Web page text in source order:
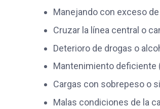
Manejando con exceso
Cruzar la línea central o
Deterioro de drogas o
Mantenimiento
Cargas con sobrepeso o
Malas condiciones de la